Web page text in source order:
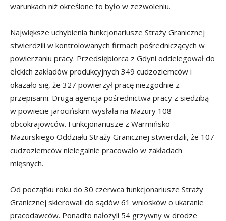
warunkach niż określone to było w zezwoleniu.
Największe uchybienia funkcjonariusze Straży Granicznej
stwierdzili w kontrolowanych firmach pośredniczących w
powierzaniu pracy. Przedsiębiorca z Gdyni oddelegował do
ełckich zakładów produkcyjnych 349 cudzoziemców i
okazało się, że 327 powierzył pracę niezgodnie z
przepisami. Druga agencja pośrednictwa pracy z siedzibą
w powiecie jarocińskim wysłała na Mazury 108
obcokrajowców. Funkcjonariusze z Warmińsko-
Mazurskiego Oddziału Straży Granicznej stwierdzili, że 107
cudzoziemców nielegalnie pracowało w zakładach
mięsnych.
Od początku roku do 30 czerwca funkcjonariusze Straży
Granicznej skierowali do sądów 61 wniosków o ukaranie
pracodawców. Ponadto nałożyli 54 grzywny w drodze